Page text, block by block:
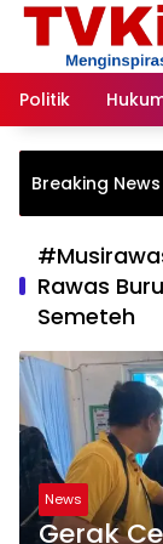
Langsung
Politik
Breaking News
Rawas
Semeteh
News
Gerak